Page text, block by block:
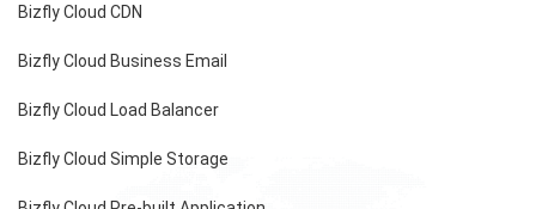
Bizfly Cloud CDN
Bizfly Cloud Business Email
Bizfly Cloud Load Balancer
Bizfly Cloud Simple Storage